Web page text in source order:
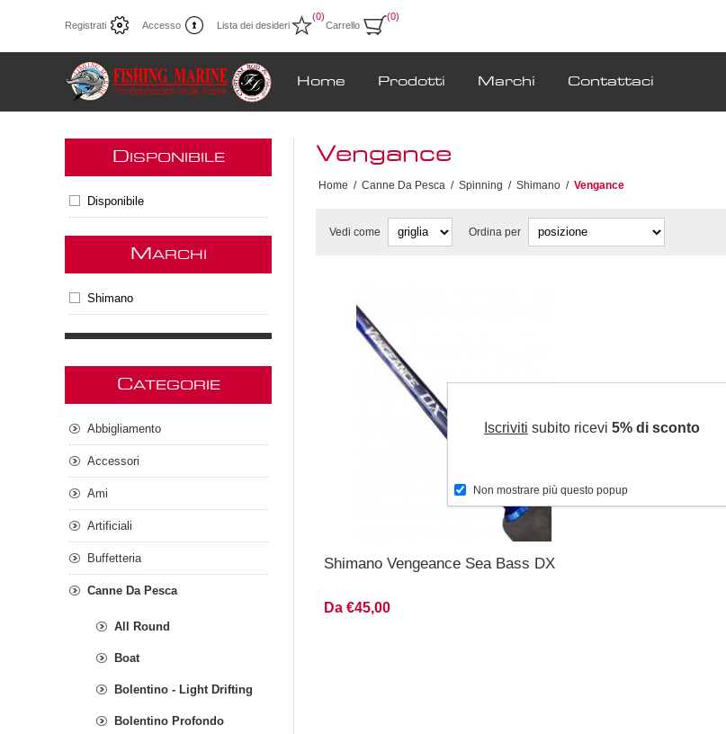
Registrati Accesso Lista dei desideri
(0)
Carrello
(0)
Home Prodotti Marchi Contattaci
Vengance
Home / Canne Da Pesca / Spinning / Shimano / Vengance
Vedi come Ordina per
Shimano Vengeance Sea Bass DX
Da €45,00
D ISPONIBILE
Disponibile
M ARCHI
Shimano
CATEGORIE
Abbigliamento
Accessori
Ami
Artificiali
Buffetteria
Canne Da Pesca
All Round
Boat
Bolentino - Light Drifting
Bolentino Profondo
Iscriviti subito ricevi 5% di sconto
Non mostrare più questo popup